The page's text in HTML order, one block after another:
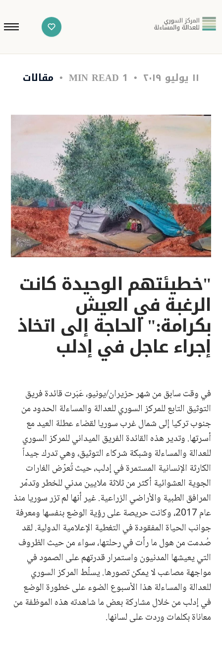
١١ يوليو ٢٠١٩ مقالات
"خطيئتهم الوحيدة كانت
الرغبة في العيش
بكرامة:" الحاجة إلى اتخاذ
إجراء عاجل في إدلب
في وقت سابق من شهر حزيران/يونيو، عَبَرت قائدة فريق
التوثيق التابع للمركز السوري للعدالة والمساءلة الحدود من
جنوب تركيا إلى شمال غرب سوريا لقضاء عطلة العيد مع
أسرتها. وتدير هذه القائدة الفريق الميداني للمركز السوري
للعدالة والمساءلة وشبكة شركاء التوثيق، وهي تدرك جيداً
الكارثة الإنسانية المستمرة في إدلب، حيث تُعرّض الغارات
الجوية العشوائية أكثر من ثلاثة ملايين مدني للخطر وتدمّر
المرافق الطبية والأراضي الزراعية. غير أنها لم تزر سوريا منذ
عام 2017، وكانت حريصة على رؤية الوضع بنفسها ومعرفة
جوانب الحياة المفقودة في التغطية الإعلامية الدولية. لقد
صُدمت من هول ما رأت في رحلتها، سواء من حيث الظروف
التي يعيشها المدنيون واستمرار قدرتهم على الصمود في
مواجهة مصاعب لا يمكن تصورها. يسلّط المركز السوري
للعدالة والمساءلة هذا الأسبوع الضوء على خطورة الوضع
في إدلب من خلال مشاركة بعض ما شاهدته هذه الموظفة من
معاناة بكلمات وردت على لسانها.